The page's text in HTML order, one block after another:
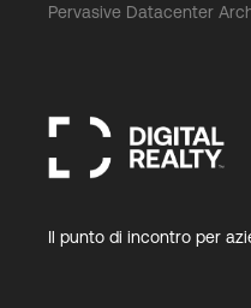
Pervasive Datacenter
Il punto di incontro per